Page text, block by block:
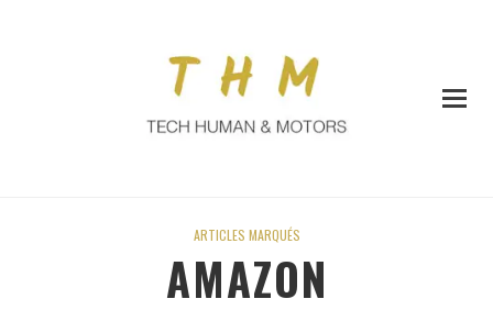
ARTICLES MARQUÉS
AMAZON